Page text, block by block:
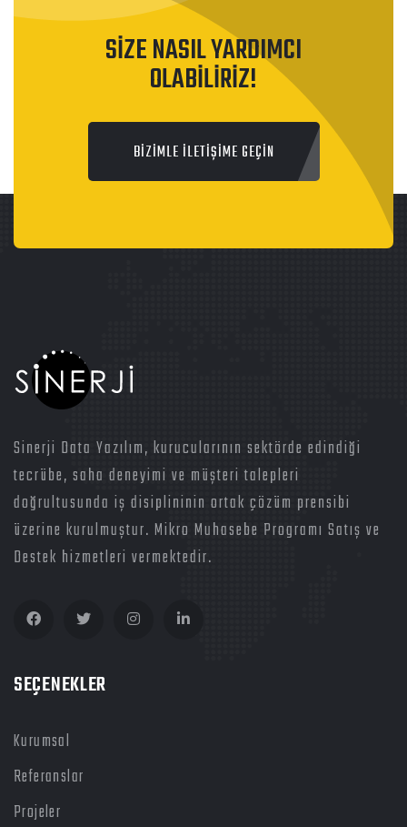
SİZE NASIL YARDIMCI
OLABİLİRİZ!
BİZİMLE İLETİŞİME GEÇİN
Sinerji Data Yazılım, kurucularının sektörde edindiği
tecrübe, saha deneyimi ve müşteri talepleri
doğrultusunda iş disiplininin ortak çözüm prensibi
üzerine kurulmuştur. Mikro Muhasebe Programı Satış ve
Destek hizmetleri vermektedir.
SEÇENEKLER
Kurumsal
Referanslar
Projeler